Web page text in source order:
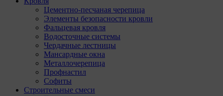
Цементно-песчаная черепица
Элементы безопасности кровли
Фальцевая кровля
Водосточные системы
Чердачные лестницы
Мансардные окна
Металлочерепица
Профнастил
Софиты
Строительные смеси